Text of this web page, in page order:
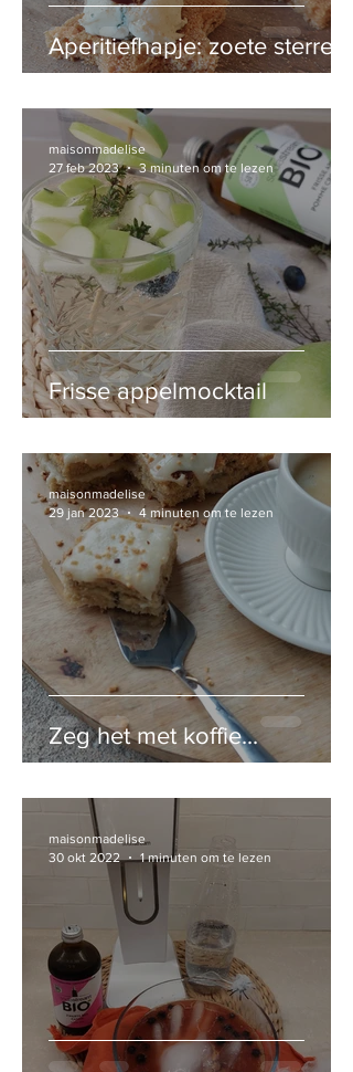
Aperitiefhapje: zoete sterren
Frisse appelmocktail
maisonmadelise
27 feb 2023
3 minuten om te lezen
Zeg het met koffie...
maisonmadelise
29 jan 2023
4 minuten om te lezen
maisonmadelise
30 okt 2022
1 minuten om te lezen